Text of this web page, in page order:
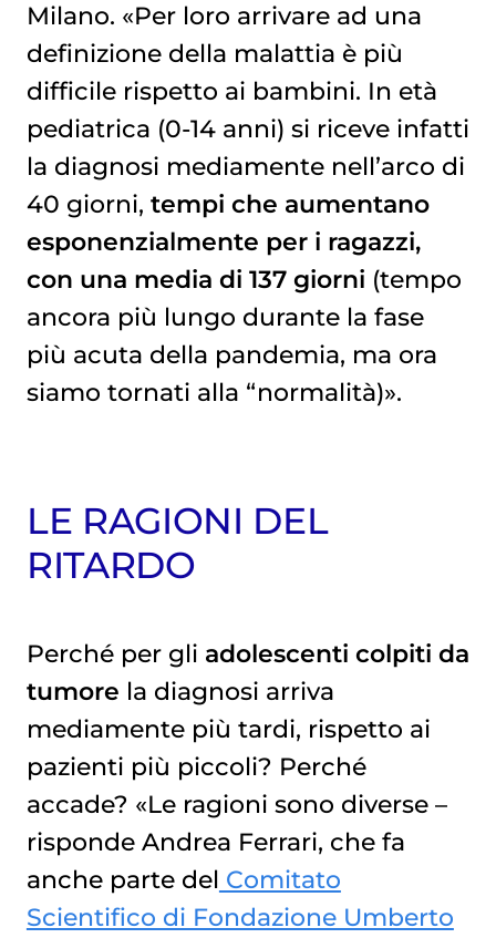
Milano. «Per loro arrivare ad una
definizione della malattia è più
difficile rispetto ai bambini. In età
pediatrica (0-14 anni) si riceve infatti
la diagnosi mediamente nell’arco di
40 giorni, tempi che aumentano
esponenzialmente per i ragazzi,
con una media di 137 giorni (tempo
ancora più lungo durante la fase
più acuta della pandemia, ma ora
siamo tornati alla “normalità)».
LE RAGIONI DEL
RITARDO
Perché per gli adolescenti colpiti da
tumore la diagnosi arriva
mediamente più tardi, rispetto ai
pazienti più piccoli? Perché
accade? «Le ragioni sono diverse –
risponde Andrea Ferrari, che fa
anche parte del Comitato
Scientifico di Fondazione Umberto